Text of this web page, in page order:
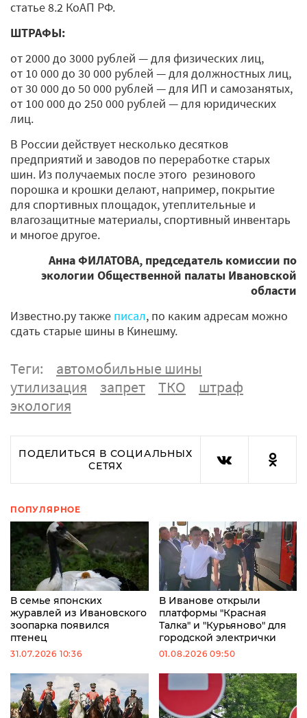
статье 8.2 КоАП РФ.
ШТРАФЫ:
от 2000 до 3000 рублей — для физических лиц,
от 10 000 до 30 000 рублей — для должностных лиц,
от 30 000 до 50 000 рублей — для ИП и самозанятых,
от 100 000 до 250 000 рублей — для юридических
лиц.
В России действует несколько десятков
предприятий и заводов по переработке старых
шин. Из получаемых после этого резинового
порошка и крошки делают, например, покрытие
для спортивных площадок, утеплительные и
влагозащитные материалы, спортивный инвентарь
и многое другое.
Анна ФИЛАТОВА, председатель комиссии по
экологии Общественной палаты Ивановской
области
Известно.ру также писал, по каким адресам можно
сдать старые шины в Кинешму.
Теги:
автомобильные шины
утилизация
запрет ТКО
штраф
экология
ПОДЕЛИТЬСЯ В СОЦИАЛЬНЫХ
СЕТЯХ
ПОПУЛЯРНОЕ
В семье японских
журавлей из Ивановского
зоопарка появился
птенец
31.07.2026 10:36
В Иванове открыли
платформы "Красная
Талка" и "Курьяново" для
городской электрички
01.08.2026 09:50